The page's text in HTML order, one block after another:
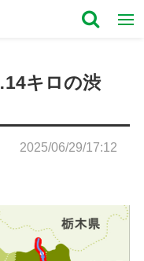
キロの渋
2025/06/29/17:12